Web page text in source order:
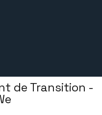
de Transition -